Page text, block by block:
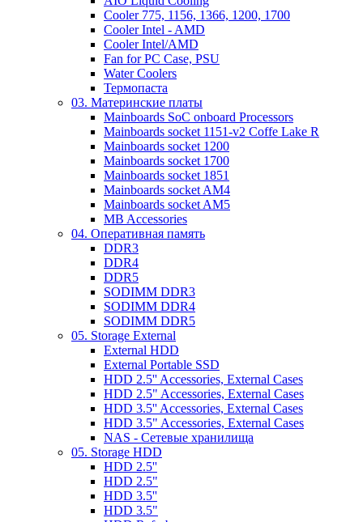
Cooler 775, 1156, 1366, 1200, 1700
Cooler Intel - AMD
Cooler Intel/AMD
Fan for PC Case, PSU
Water Coolers
Термопаста
03. Материнские платы
Mainboards SoC onboard Processors
Mainboards socket 1151-v2 Coffe Lake R
Mainboards socket 1200
Mainboards socket 1700
Mainboards socket 1851
Mainboards socket AM4
Mainboards socket AM5
MB Accessories
04. Оперативная память
DDR3
DDR4
DDR5
SODIMM DDR3
SODIMM DDR4
SODIMM DDR5
05. Storage External
External HDD
External Portable SSD
HDD 2.5'' Accessories, External Cases
HDD 2.5" Accessories, External Cases
HDD 3.5'' Accessories, External Cases
HDD 3.5" Accessories, External Cases
NAS - Сетевые хранилища
05. Storage HDD
HDD 2.5''
HDD 2.5"
HDD 3.5''
HDD 3.5"